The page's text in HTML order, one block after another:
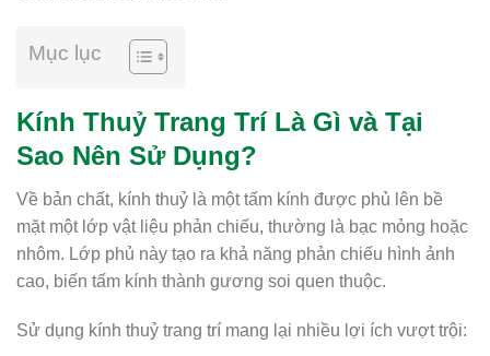
Mục lục
Kính Thuỷ Trang Trí Là Gì và Tại
Sao Nên Sử Dụng?
Về bản chất, kính thuỷ là một tấm kính được phủ lên bề
mặt một lớp vật liệu phản chiếu, thường là bạc mỏng hoặc
nhôm. Lớp phủ này tạo ra khả năng phản chiếu hình ảnh
cao, biến tấm kính thành gương soi quen thuộc.
Sử dụng kính thuỷ trang trí mang lại nhiều lợi ích vượt trội: